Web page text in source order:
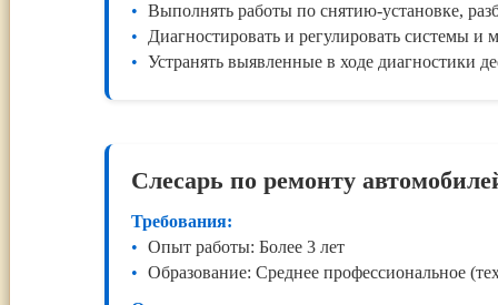
Выполнять работы по снятию-установке,
Диагностировать и регулировать системы
Устранять выявленные в ходе диагностики
Слесарь по ремонту
Требования:
Опыт работы: Более 3 лет
Образование: Среднее профессиональное